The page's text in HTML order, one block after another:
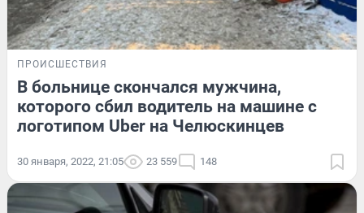
ПРОИСШЕСТВИЯ
В больнице скончался мужчина,
которого сбил водитель на машине с
логотипом Uber на Челюскинцев
30 января, 2022, 21:05 23 559 148